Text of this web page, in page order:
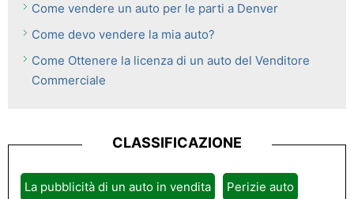
Come vendere un auto per le parti a Denver
Come devo vendere la mia auto?
Come Ottenere la licenza di un auto del Venditore
Commerciale
CLASSIFICAZIONE
La pubblicità di un auto in vendita Perizie auto